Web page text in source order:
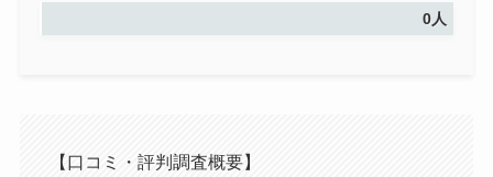
0人
【口コミ・評判調査概要】